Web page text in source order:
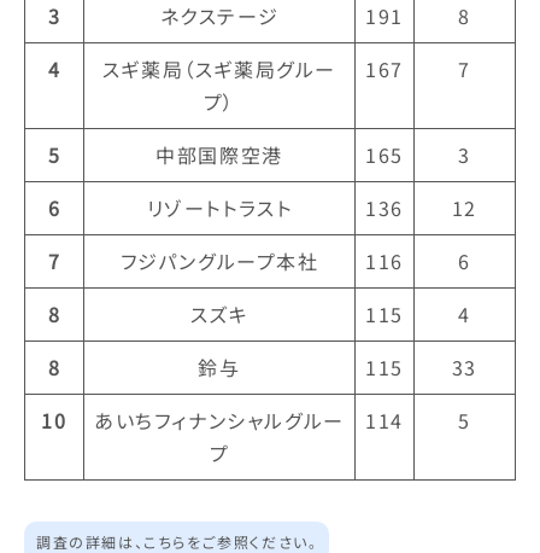
3
ネクステージ 191
8
4
スギ薬局（スギ薬局グルー
プ）
167 7
5 中部国際空港 165
3
6
リゾートトラスト 136
12
7
フジパングループ本社 116
6
8
スズキ 115
4
8
鈴与 115
33
10
あいちフィナンシャルグルー
プ
114 5
調査の詳細は、こちらをご参照ください。